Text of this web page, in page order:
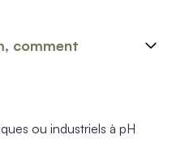
comment
ou industriels à pH